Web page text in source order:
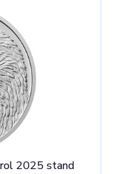
2025 stand